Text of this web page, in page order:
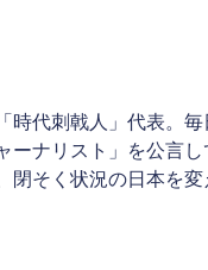
時代刺戟人」代表。
ーナリスト」を公言
閉そく状況の日本を